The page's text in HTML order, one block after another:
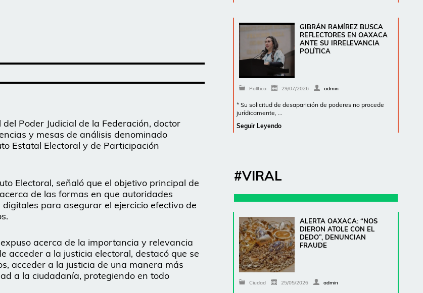
Poder Judicial de la Federación, doctor
y mesas de análisis denominado
Estatal Electoral y de Participación
Electoral, señaló que el objetivo principal de
de las formas en que autoridades
para asegurar el ejercicio efectivo de
acerca de la importancia y relevancia
acceder a la justicia electoral, destacó que se
acceder a la justicia de una manera más
a la ciudadanía, protegiendo en todo
GIBRÁN RAMÍREZ BUSCA
REFLECTORES EN OAXACA
ANTE SU IRRELEVANCIA
POLÍTICA
Política 29/07/2026 admin
* Su solicitud de desaparición de poderes no procede
jurídicamente, …
Seguir Leyendo
#VIRAL
ALERTA OAXACA: “NOS
DIERON ATOLE CON EL
DEDO”, DENUNCIAN
FRAUDE
Ciudad 25/05/2026 admin